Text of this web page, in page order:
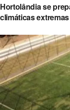
Hortolândia se
climáticas extremas